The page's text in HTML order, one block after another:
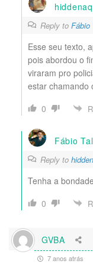
Reply to Fábio
Esse seu texto,
pois abordou o
viraram pro
estar chamando
0
Fábio
Reply to
Tenha a
0
GVBA
7 anos atrás